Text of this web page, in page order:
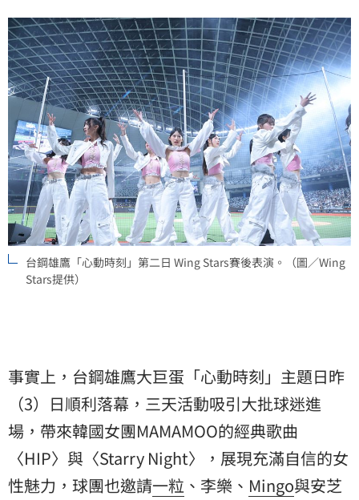
台鋼雄鷹「心動時刻」第二日 Wing Stars賽後表演。（圖／Wing
Stars提供）
事實上，台鋼雄鷹大巨蛋「心動時刻」主題日昨
（3）日順利落幕，三天活動吸引大批球迷進
場，帶來韓國女團MAMAMOO的經典歌曲
〈HIP〉與〈Starry Night〉，展現充滿自信的女
性魅力，球團也邀請一粒 、李樂、 Mingo與安芝